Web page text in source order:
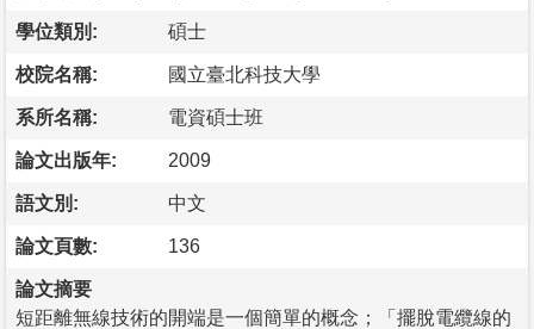
學位類別: 碩士
校院名稱: 國立臺北科技大學
系所名稱: 電資碩士班
論文出版年: 2009
語文別: 中文
論文頁數: 136
論文摘要
短距離無線技術的開端是一個簡單的概念；「擺脫電纜線的